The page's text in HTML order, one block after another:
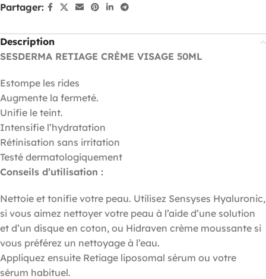
Partager:
Description
SESDERMA RETIAGE CRÈME VISAGE 50ML
Estompe les rides
Augmente la fermeté.
Unifie le teint.
Intensifie l’hydratation
Rétinisation sans irritation
Testé dermatologiquement
Conseils d’utilisation :
Nettoie et tonifie votre peau. Utilisez Sensyses Hyaluronic,
si vous aimez nettoyer votre peau à l’aide d’une solution
et d’un disque en coton, ou Hidraven crème moussante si
vous préférez un nettoyage à l’eau.
Appliquez ensuite Retiage liposomal sérum ou votre
sérum habituel.